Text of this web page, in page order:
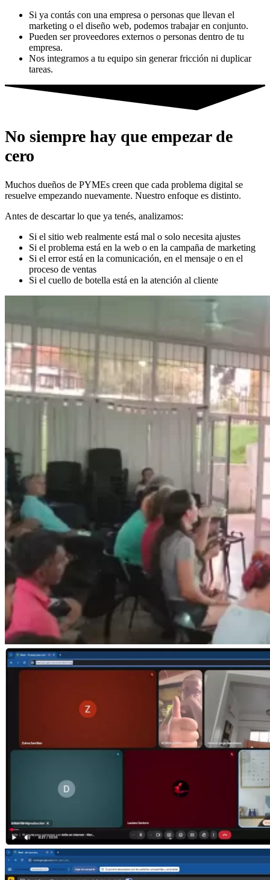
Si ya contás con una empresa o personas que llevan el
marketing o el diseño web, podemos trabajar en conjunto.
Pueden ser proveedores externos o personas dentro de tu
empresa.
Nos integramos a tu equipo sin generar fricción ni duplicar
tareas.
No siempre hay que empezar de
cero
Muchos dueños de PYMEs creen que cada problema digital se
resuelve empezando nuevamente. Nuestro enfoque es distinto.
Antes de descartar lo que ya tenés, analizamos:
Si el sitio web realmente está mal o solo necesita ajustes
Si el problema está en la web o en la campaña de marketing
Si el error está en la comunicación, en el mensaje o en el
proceso de ventas
Si el cuello de botella está en la atención al cliente